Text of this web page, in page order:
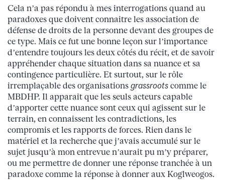
Cela n’a pas répondu à mes interrogations quand au
paradoxes que doivent connaitre les association de
défense de droits de la personne devant des groupes de
ce type. Mais ce fut une bonne leçon sur l’importance
d’entendre toujours les deux côtés du récit, et de savoir
appréhender chaque situation dans sa nuance et sa
contingence particulière. Et surtout, sur le rôle
irremplaçable des organisations grassroots comme le
MBDHP. Il apparait que les seuls acteurs capable
d’apporter cette nuance sont ceux qui agissent sur le
terrain, en connaissent les contradictions, les
compromis et les rapports de forces. Rien dans le
matériel et la recherche que j’avais accumulé sur le
sujet jusqu’à mon entrevue n’aurait pu m’y préparer,
ou me permettre de donner une réponse tranchée à un
paradoxe comme la réponse à donner aux Koglweogos.